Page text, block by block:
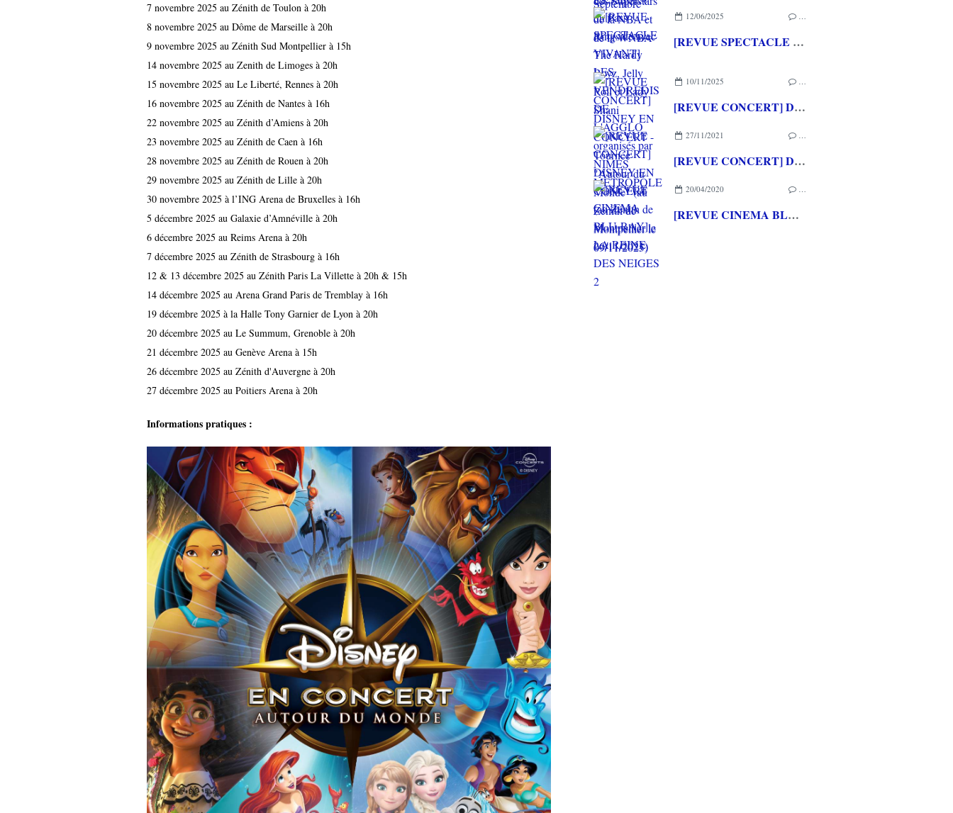
7 novembre 2025 au Zénith de Toulon à 20h
8 novembre 2025 au Dôme de Marseille à 20h
9 novembre 2025 au Zénith Sud Montpellier à 15h
14 novembre 2025 au Zenith de Limoges à 20h
15 novembre 2025 au Le Liberté, Rennes à 20h
16 novembre 2025 au Zénith de Nantes à 16h
22 novembre 2025 au Zénith d’Amiens à 20h
23 novembre 2025 au Zénith de Caen à 16h
28 novembre 2025 au Zénith de Rouen à 20h
29 novembre 2025 au Zénith de Lille à 20h
30 novembre 2025 à l’ING Arena de Bruxelles à 16h
5 décembre 2025 au Galaxie d’Amnéville à 20h
6 décembre 2025 au Reims Arena à 20h
7 décembre 2025 au Zénith de Strasbourg à 16h
12 & 13 décembre 2025 au Zénith Paris La Villette à 20h & 15h
14 décembre 2025 au Arena Grand Paris de Tremblay à 16h
19 décembre 2025 à la Halle Tony Garnier de Lyon à 20h
20 décembre 2025 au Le Summum, Grenoble à 20h
21 décembre 2025 au Genève Arena à 15h
26 décembre 2025 au Zénith d'Auvergne à 20h
27 décembre 2025 au Poitiers Arena à 20h
Informations pratiques :
12/06/2025 …
[REVUE SPECTACLE VIVANT] LES VENDREDIS DE L'AGGLO organisés par NIMES METROPOLE
10/11/2025 …
[REVUE CONCERT] DISNEY EN CONCERT - Tournée "Autour du Monde" (au Zénith de Montpellier le 09/11/2025)
27/11/2021 …
[REVUE CONCERT] DISNEY EN CONCERT (au Zénith de Montpellier le 26/11/2021)
20/04/2020 …
[REVUE CINEMA BLU-RAY] LA REINE DES NEIGES 2